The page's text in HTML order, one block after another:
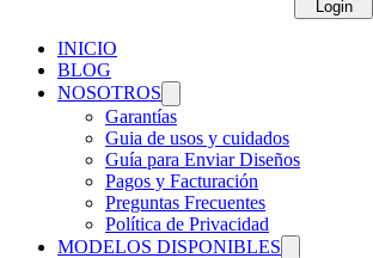
Login
INICIO
BLOG
NOSOTROS
Garantías
Guia de usos y cuidados
Guía para Enviar Diseños
Pagos y Facturación
Preguntas Frecuentes
Política de Privacidad
MODELOS DISPONIBLES